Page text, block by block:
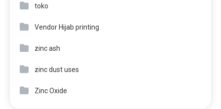
toko
Vendor Hijab printing
zinc ash
zinc dust uses
Zinc Oxide